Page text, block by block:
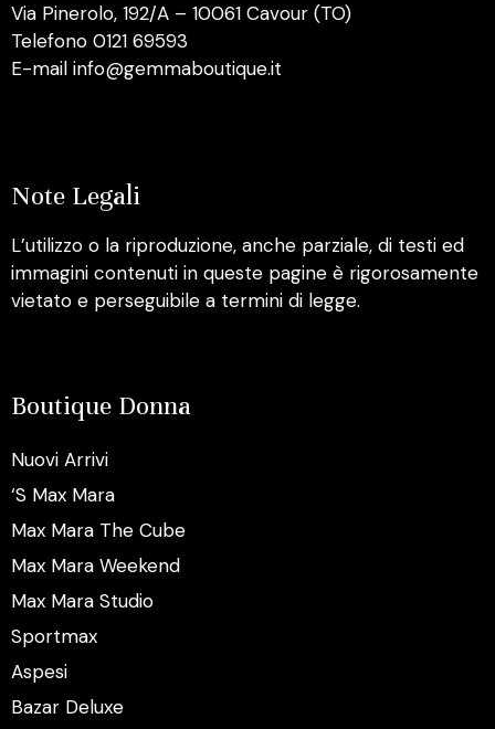
Via Pinerolo, 192/A – 10061 Cavour (TO)
Telefono 0121 69593
E-mail info@gemmaboutique.it
Note Legali
L’utilizzo o la riproduzione, anche parziale, di testi ed
immagini contenuti in queste pagine è rigorosamente
vietato e perseguibile a termini di legge.
Boutique Donna
Nuovi Arrivi
‘S Max Mara
Max Mara The Cube
Max Mara Weekend
Max Mara Studio
Sportmax
Aspesi
Bazar Deluxe